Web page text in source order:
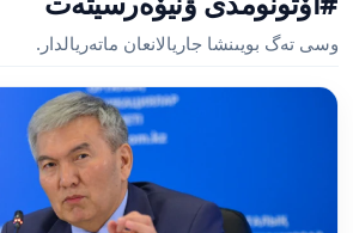
وسى تەگ بويىنشا جاريالانعان ماتەريالدار.